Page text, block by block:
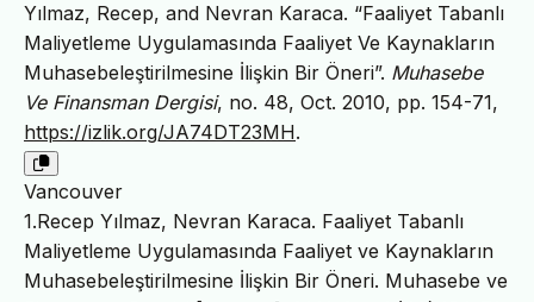
Yılmaz, Recep, and Nevran Karaca. “Faaliyet Tabanlı
Maliyetleme Uygulamasında Faaliyet Ve Kaynakların
Muhasebeleştirilmesine İlişkin Bir Öneri”. Muhasebe
Ve Finansman Dergisi, no. 48, Oct. 2010, pp. 154-71,
https://izlik.org/JA74DT23MH.
Vancouver
1.Recep Yılmaz, Nevran Karaca. Faaliyet Tabanlı
Maliyetleme Uygulamasında Faaliyet ve Kaynakların
Muhasebeleştirilmesine İlişkin Bir Öneri. Muhasebe ve